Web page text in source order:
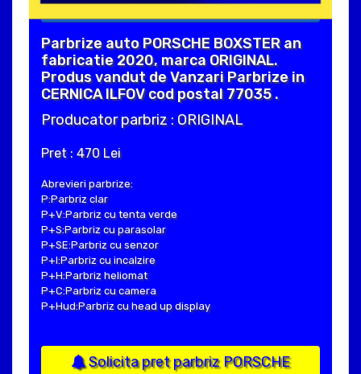
Parbrize auto PORSCHE BOXSTER an
fabricatie 2020, marca ORIGINAL.
Produs vandut de Vanzari Parbrize in
CERNICA ILFOV cod postal 77035 .
Producator parbriz : ORIGINAL
Pret : 470 Lei
Abrevieri parbrize:
P:Parbriz clar
P+V:Parbriz cu tenta verde
P+S:Parbriz cu parasolar
P+SE:Parbriz cu senzor
P+I:Parbriz cu incalzire
P+H:Parbriz heliomat
P+C:Parbriz cu camera
P+Hud:Parbriz cu head up display
Solicita pret parbriz PORSCHE